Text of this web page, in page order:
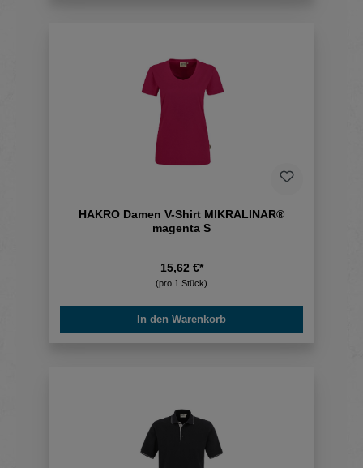
HAKRO Damen V-Shirt MIKRALINAR®
magenta S
15,62 €*
(pro 1 Stück)
In den Warenkorb